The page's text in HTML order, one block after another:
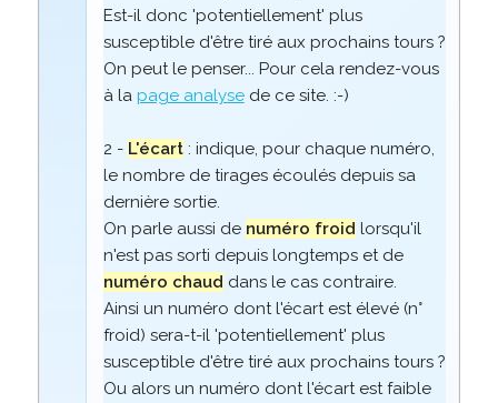
Est-il donc 'potentiellement' plus
susceptible d'être tiré aux prochains tours ?
On peut le penser... Pour cela rendez-vous
à la page analysede ce site. :-)
2 - L'écart: indique, pour chaque numéro,
le nombre de tirages écoulés depuis sa
dernière sortie.
On parle aussi de numéro froid lorsqu'il
n'est pas sorti depuis longtemps et de
numéro chaud dans le cas contraire.
Ainsi un numéro dont l'écart est élevé (n°
froid) sera-t-il 'potentiellement' plus
susceptible d'être tiré aux prochains tours ?
Ou alors un numéro dont l'écart est faible